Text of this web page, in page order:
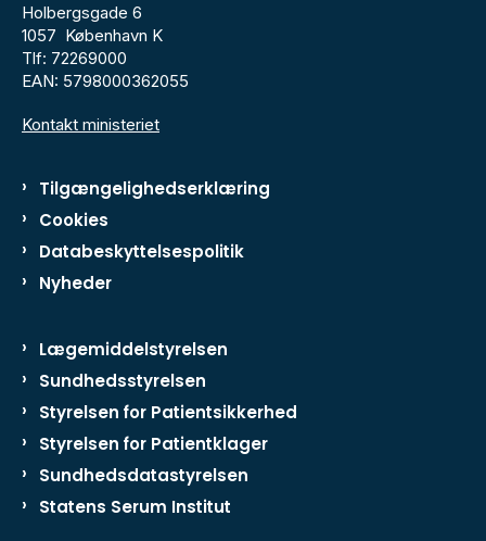
Holbergsgade 6
1057 København K
Tlf: 72269000
EAN: 5798000362055
Kontakt ministeriet
Tilgængelighedserklæring
Cookies
Databeskyttelsespolitik
Nyheder
Lægemiddelstyrelsen
Sundhedsstyrelsen
Styrelsen for Patientsikkerhed
Styrelsen for Patientklager
Sundhedsdatastyrelsen
Statens Serum Institut